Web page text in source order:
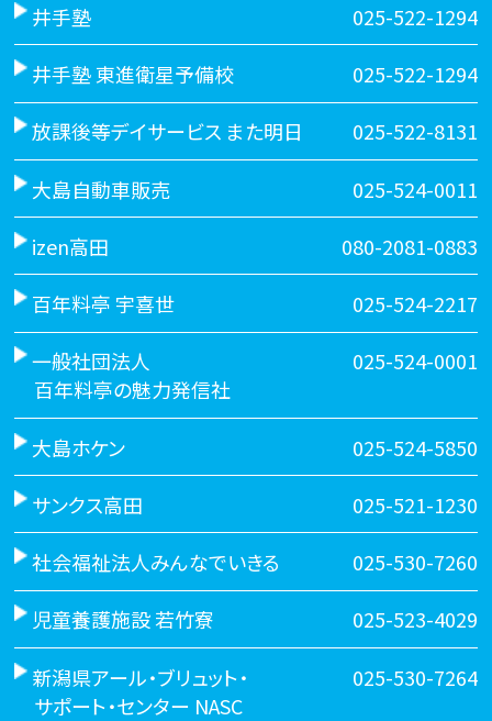
井手塾 025-522-1294
井手塾 東進衛星予備校 025-522-1294
放課後等デイサービス また明日 025-522-8131
大島自動車販売 025-524-0011
izen高田 080-2081-0883
百年料亭 宇喜世 025-524-2217
一般社団法人
百年料亭の魅力発信社
025-524-0001
大島ホケン 025-524-5850
サンクス高田 025-521-1230
社会福祉法人みんなでいきる 025-530-7260
児童養護施設 若竹寮 025-523-4029
新潟県アール・ブリュット・
サポート・センター NASC
025-530-7264